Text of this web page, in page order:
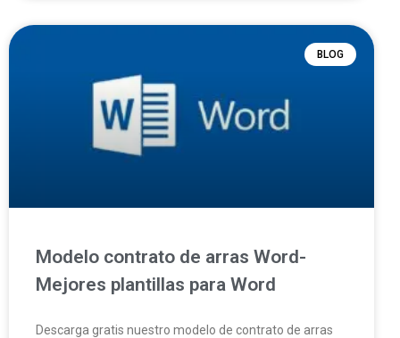
BLOG
Modelo contrato de arras Word-
Mejores plantillas para Word
Descarga gratis nuestro modelo de contrato de arras